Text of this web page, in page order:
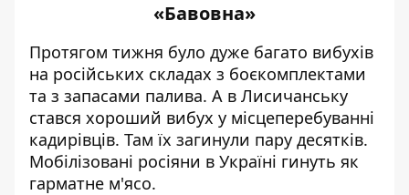
«Бавовна»
Протягом тижня було дуже багато вибухів
на російських складах з боєкомплектами
та з запасами палива. А в Лисичанську
стався хороший вибух у місцеперебуванні
кадирівців. Там їх загинули пару десятків.
Мобілізовані росіяни в Україні гинуть як
гарматне м'ясо.